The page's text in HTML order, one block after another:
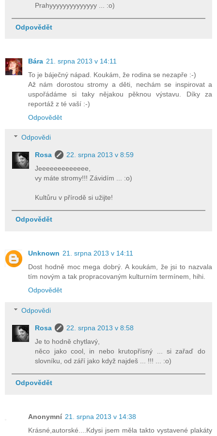
Prahyyyyyyyyyyyyyy ... :o)
Odpovědět
Bára 21. srpna 2013 v 14:11
To je báječný nápad. Koukám, že rodina se nezapře :-)
Až nám dorostou stromy a děti, nechám se inspirovat a
uspořádáme si taky nějakou pěknou výstavu. Díky za
reportáž z té vaší :-)
Odpovědět
Odpovědi
Rosa
22. srpna 2013 v 8:59
Jeeeeeeeeeeeee,
vy máte stromy!!! Závidím ... :o)
Kultůru v přírodě si užijte!
Odpovědět
Unknown 21. srpna 2013 v 14:11
Dost hodně moc mega dobrý. A koukám, že jsi to nazvala
tím novým a tak propracovaným kulturním termínem, hihi.
Odpovědět
Odpovědi
Rosa
22. srpna 2013 v 8:58
Je to hodně chytlavý,
něco jako cool, in nebo krutopřísný ... si zařaď do
slovníku, od září jako když najdeš ... !!! ... :o)
Odpovědět
Anonymní 21. srpna 2013 v 14:38
Krásné,autorské....Kdysi jsem měla takto vystavené plakáty